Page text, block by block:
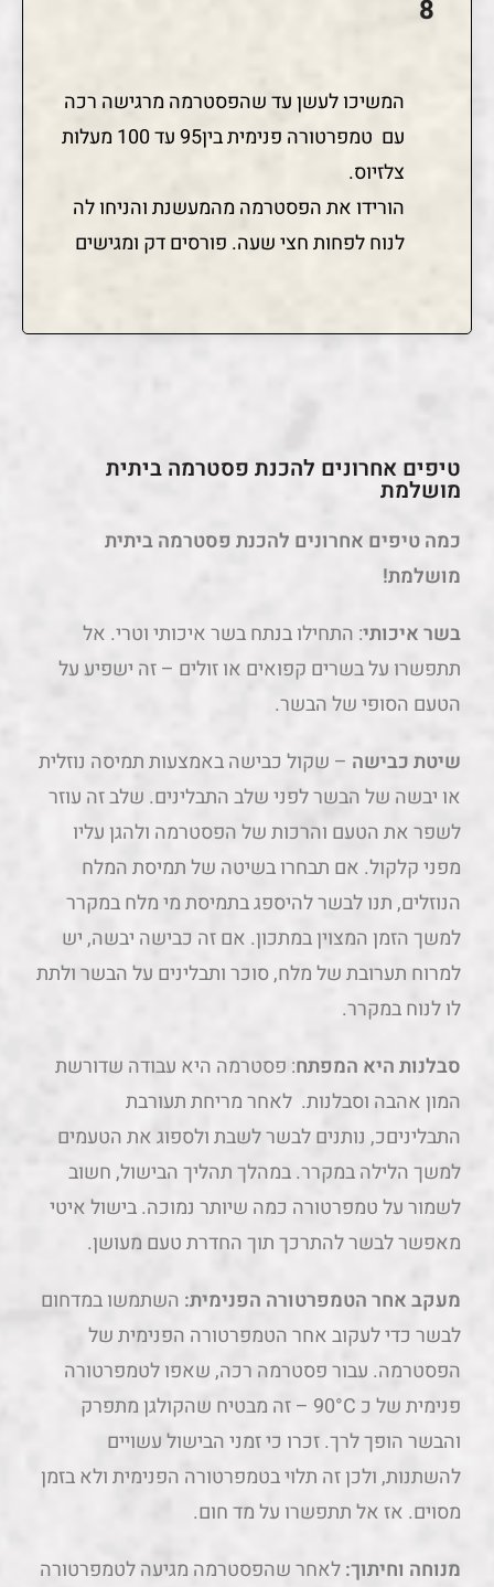
המשיכו לעשן עד שהפסטרמה מרגישה רכה
עם טמפרטורה פנימית בין95 עד 100 מעלות
צלזיוס.
הורידו את הפסטרמה מהמעשנת והניחו לה
לנוח לפחות חצי שעה. פורסים דק ומגישים
טיפים אחרונים להכנת פסטרמה ביתית
מושלמת
כמה טיפים אחרונים להכנת פסטרמה ביתית
מושלמת!
בשר איכותי: התחילו בנתח בשר איכותי וטרי. אל
תתפשרו על בשרים קפואים או זולים – זה ישפיע על
הטעם הסופי של הבשר.
שיטת כבישה – שקול כבישה באמצעות תמיסה נוזלית
או יבשה של הבשר לפני שלב התבלינים. שלב זה עוזר
לשפר את הטעם והרכות של הפסטרמה ולהגן עליו
מפני קלקול. אם תבחרו בשיטה של תמיסת המלח
הנוזלים, תנו לבשר להיספג בתמיסת מי מלח במקרר
למשך הזמן המצוין במתכון. אם זה כבישה יבשה, יש
למרוח תערובת של מלח, סוכר ותבלינים על הבשר ולתת
לו לנוח במקרר.
סבלנות היא המפתח: פסטרמה היא עבודה שדורשת
המון אהבה וסבלנות. לאחר מריחת תעורבת
התבליניםכ, נותנים לבשר לשבת ולספוג את הטעמים
למשך הלילה במקרר. במהלך תהליך הבישול, חשוב
לשמור על טמפרטורה כמה שיותר נמוכה. בישול איטי
מאפשר לבשר להתרכך תוך החדרת טעם מעושן.
מעקב אחר הטמפרטורה הפנימית: השתמשו במדחום
לבשר כדי לעקוב אחר הטמפרטורה הפנימית של
הפסטרמה. עבור פסטרמה רכה, שאפו לטמפרטורה
פנימית של כ 90°C – זה מבטיח שהקולגן מתפרק
והבשר הופך לרך. זכרו כי זמני הבישול עשויים
להשתנות, ולכן זה תלוי בטמפרטורה הפנימית ולא בזמן
מסוים. אז אל תתפשרו על מד חום.
מנוחה וחיתוך:לאחר שהפסטרמה מגיעה לטמפרטורה